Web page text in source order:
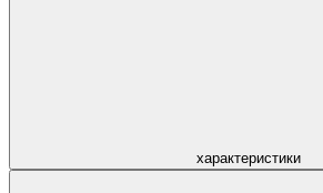
характеристики